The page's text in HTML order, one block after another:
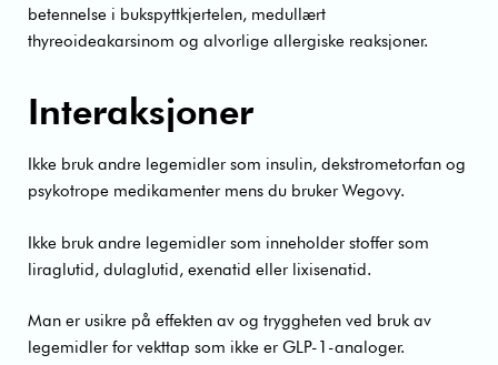
betennelse i bukspyttkjertelen, medullært
thyreoideakarsinom og alvorlige allergiske reaksjoner.
Interaksjoner
Ikke bruk andre legemidler som insulin, dekstrometorfan og
psykotrope medikamenter mens du bruker Wegovy.
Ikke bruk andre legemidler som inneholder stoffer som
liraglutid, dulaglutid, exenatid eller lixisenatid.
Man er usikre på effekten av og tryggheten ved bruk av
legemidler for vekttap som ikke er GLP-1-analoger.